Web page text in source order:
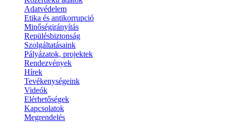
Adatvédelem
Etika és antikorrupció
Minőségirányítás
Repülésbiztonság
Szolgáltatásaink
Pályázatok, projektek
Rendezvények
Hírek
Tevékenységeink
Videók
Elérhetőségek
Kapcsolatok
Megrendelés